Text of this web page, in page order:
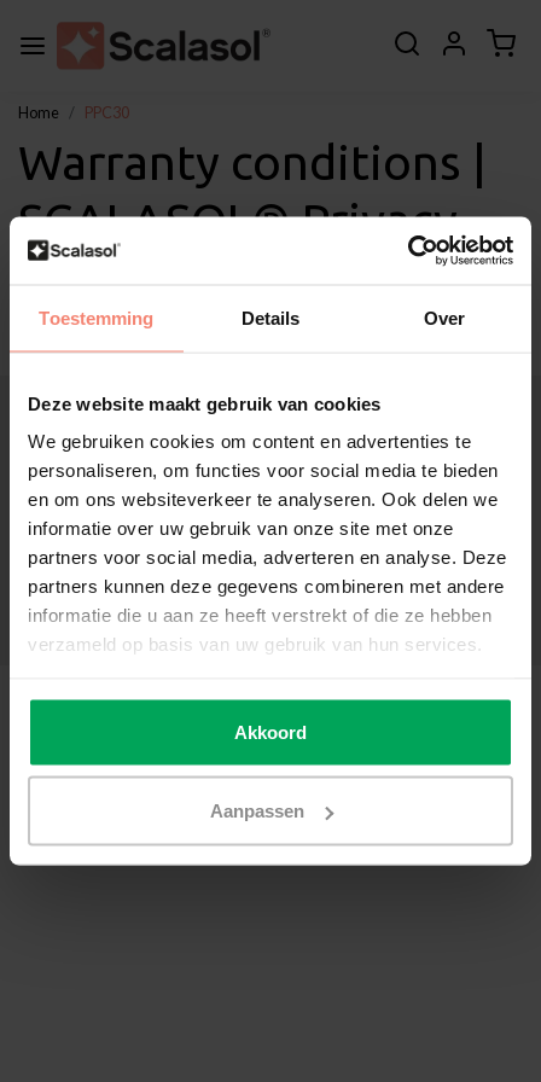
Toestemming Details Over
Deze website maakt gebruik van cookies
We gebruiken cookies om content en advertenties te
personaliseren, om functies voor social media te bieden
en om ons websiteverkeer te analyseren. Ook delen we
informatie over uw gebruik van onze site met onze
partners voor social media, adverteren en analyse. Deze
partners kunnen deze gegevens combineren met andere
informatie die u aan ze heeft verstrekt of die ze hebben
verzameld op basis van uw gebruik van hun services.
Akkoord
Aanpassen
Home PPC30
Warranty conditions |
SCALASOL® Privacy
Window Film PPC30
About Scalasol®
Applications
Service
Other
Customer Support
My account
Categories
Contact details